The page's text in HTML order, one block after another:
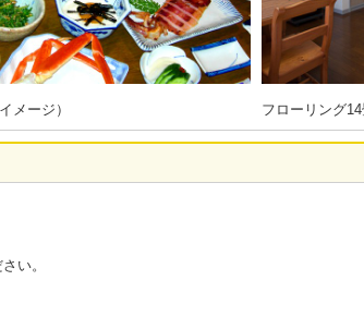
メージ） フローリング14
い。